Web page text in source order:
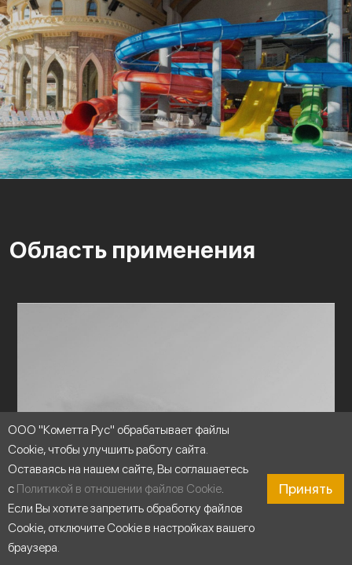
Область применения
ООО "Кометта Рус" обрабатывает файлы
Cookie, чтобы улучшить работу сайта.
Оставаясь на нашем сайте, Вы соглашаетесь
с Политикой в отношении файлов Cookie.
Если Вы хотите запретить обработку файлов
Cookie, отключите Cookie в настройках вашего
браузера.
Принять